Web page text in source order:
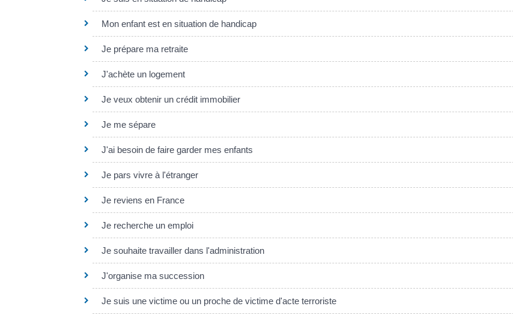
Mon enfant est en situation de handicap
Je prépare ma retraite
J'achète un logement
Je veux obtenir un crédit immobilier
Je me sépare
J'ai besoin de faire garder mes enfants
Je pars vivre à l'étranger
Je reviens en France
Je recherche un emploi
Je souhaite travailler dans l'administration
J'organise ma succession
Je suis une victime ou un proche de victime d'acte terroriste